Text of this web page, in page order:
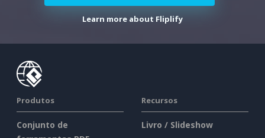
Learn more about Fliplify
Produtos
Conjunto de
Recursos
Livro / Slideshow